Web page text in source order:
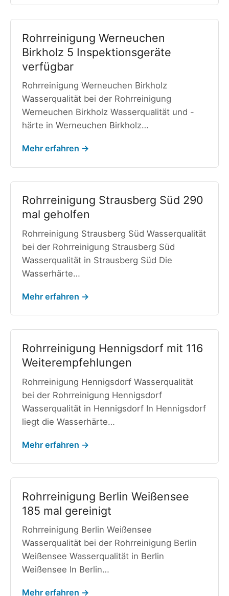
Rohrreinigung Werneuchen
Birkholz 5 Inspektionsgeräte
verfügbar
Rohrreinigung Werneuchen Birkholz
Wasserqualität bei der Rohrreinigung
Werneuchen Birkholz Wasserqualität und -
härte in Werneuchen Birkholz…
Mehr erfahren →
Rohrreinigung Strausberg Süd 290
mal geholfen
Rohrreinigung Strausberg Süd Wasserqualität
bei der Rohrreinigung Strausberg Süd
Wasserqualität in Strausberg Süd Die
Wasserhärte…
Mehr erfahren →
Rohrreinigung Hennigsdorf mit 116
Weiterempfehlungen
Rohrreinigung Hennigsdorf Wasserqualität
bei der Rohrreinigung Hennigsdorf
Wasserqualität in Hennigsdorf In Hennigsdorf
liegt die Wasserhärte…
Mehr erfahren →
Rohrreinigung Berlin Weißensee
185 mal gereinigt
Rohrreinigung Berlin Weißensee
Wasserqualität bei der Rohrreinigung Berlin
Weißensee Wasserqualität in Berlin
Weißensee In Berlin…
Mehr erfahren →